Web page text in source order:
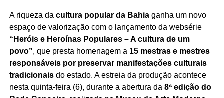
A riqueza da cultura popular da Bahiaganha um novo
espaço de valorização com o lançamento da websérie
“Heróis e Heroínas Populares – A cultura de um
povo”, que presta homenagem a 15 mestras e mestres
responsáveis por preservar manifestações culturais
tradicionaisdo estado. A estreia da produção acontece
nesta quinta-feira (6), durante a abertura da 8ª edição do